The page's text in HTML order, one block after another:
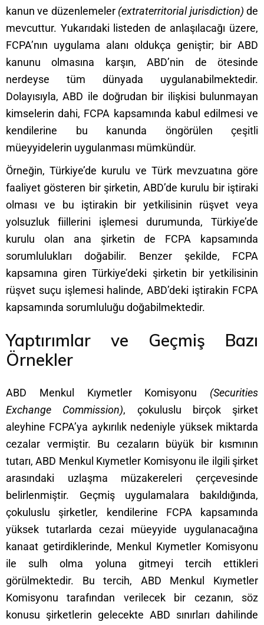
kanun ve düzenlemeler (extraterritorial jurisdiction)de
mevcuttur. Yukarıdaki listeden de anlaşılacağı üzere,
FCPA’nın uygulama alanı oldukça geniştir; bir ABD
kanunu olmasına karşın, ABD’nin de ötesinde
nerdeyse tüm dünyada uygulanabilmektedir.
Dolayısıyla, ABD ile doğrudan bir ilişkisi bulunmayan
kimselerin dahi, FCPA kapsamında kabul edilmesi ve
kendilerine bu kanunda öngörülen çeşitli
müeyyidelerin uygulanması mümkündür.
Örneğin, Türkiye’de kurulu ve Türk mevzuatına göre
faaliyet gösteren bir şirketin, ABD’de kurulu bir iştiraki
olması ve bu iştirakin bir yetkilisinin rüşvet veya
yolsuzluk fiillerini işlemesi durumunda, Türkiye’de
kurulu olan ana şirketin de FCPA kapsamında
sorumlulukları doğabilir. Benzer şekilde, FCPA
kapsamına giren Türkiye’deki şirketin bir yetkilisinin
rüşvet suçu işlemesi halinde, ABD’deki iştirakin FCPA
kapsamında sorumluluğu doğabilmektedir.
Yaptırımlar ve Geçmiş Bazı
Örnekler
ABD Menkul Kıymetler Komisyonu (Securities
Exchange Commission), çokuluslu birçok şirket
aleyhine FCPA’ya aykırılık nedeniyle yüksek miktarda
cezalar vermiştir. Bu cezaların büyük bir kısmının
tutarı, ABD Menkul Kıymetler Komisyonu ile ilgili şirket
arasındaki uzlaşma müzakereleri çerçevesinde
belirlenmiştir. Geçmiş uygulamalara bakıldığında,
çokuluslu şirketler, kendilerine FCPA kapsamında
yüksek tutarlarda cezai müeyyide uygulanacağına
kanaat getirdiklerinde, Menkul Kıymetler Komisyonu
ile sulh olma yoluna gitmeyi tercih ettikleri
görülmektedir. Bu tercih, ABD Menkul Kıymetler
Komisyonu tarafından verilecek bir cezanın, söz
konusu şirketlerin gelecekte ABD sınırları dahilinde